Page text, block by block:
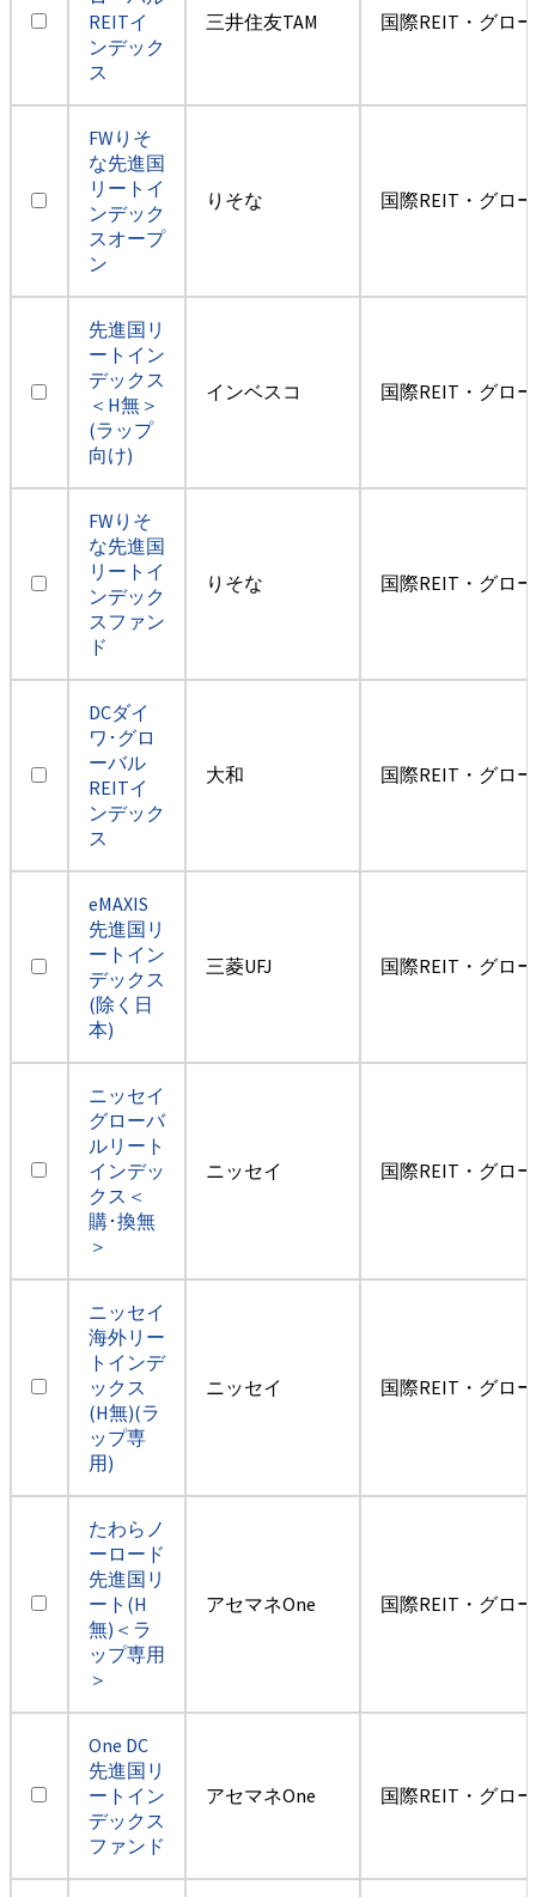
REITイ
ンデック
ス
三井住友TAM 国際REIT・グロ
FWりそ
な先進国
リートイ
ンデック
スオープ
ン
りそな 国際REIT・グロ
先進国リ
ートイン
デックス
＜H無＞
(ラップ
向け)
インベスコ 国際REIT・グロ
FWりそ
な先進国
リートイ
ンデック
スファン
ド
りそな 国際REIT・グロ
DCダイ
ワ･グロ
ーバル
REITイ
ンデック
ス
大和 国際REIT・グロ
eMAXIS
先進国リ
ートイン
デックス
(除く日
本)
三菱UFJ 国際REIT・グロ
ニッセイ
グローバ
ルリート
インデッ
クス＜
購･換無
＞
ニッセイ 国際REIT・グロ
ニッセイ
海外リー
トインデ
ックス
(H無)(ラ
ップ専
用)
ニッセイ 国際REIT・グロ
たわらノ
ーロード
先進国リ
ート(H
無)＜ラ
ップ専用
＞
アセマネOne 国際REIT・グロ
One DC
先進国リ
ートイン
デックス
ファンド
アセマネOne 国際REIT・グロ